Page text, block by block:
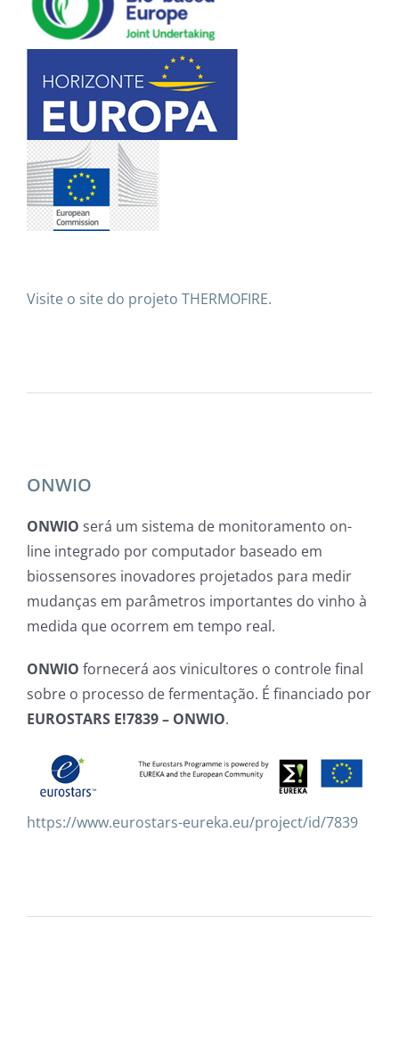
Visite o site do projeto THERMOFIRE.
ONWIO
ONWIO será um sistema de monitoramento on-
line integrado por computador baseado em
biossensores inovadores projetados para medir
mudanças em parâmetros importantes do vinho à
medida que ocorrem em tempo real.
ONWIO fornecerá aos vinicultores o controle final
sobre o processo de fermentação. É financiado por
EUROSTARS E!7839 – ONWIO.
https://www.eurostars-eureka.eu/project/id/7839